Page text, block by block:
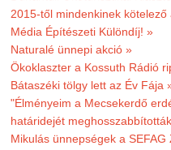
2015-től mindenkinek
Média Építészeti Különdíj! »
Naturalé ünnepi akció »
Ökoklaszter a Kossuth Rádió
Bátaszéki tölgy lett az Év Fája
"Élményeim a Mecsekerdő
határidejét
Mikulás ünnepségek a SEFAG